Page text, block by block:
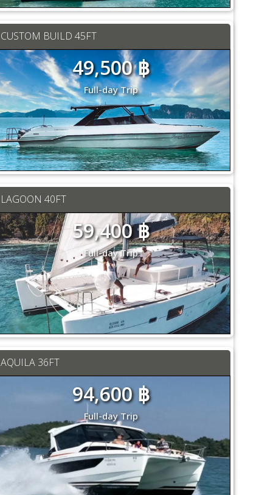
CUSTOM BUILD 45FT
49,500 ฿
Full-day Trip
LAGOON 40FT
59,400 ฿
Full-day Trip
AQUILA 36FT
94,600 ฿
Full-day Trip